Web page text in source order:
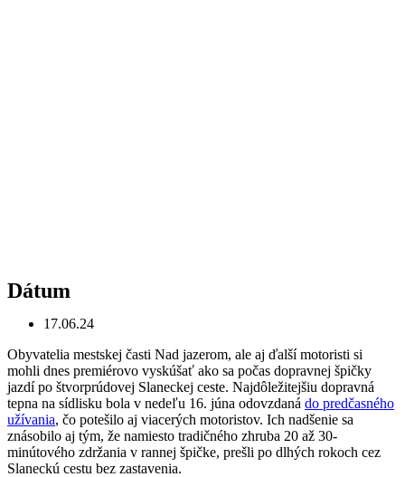
Dátum
17.06.24
Obyvatelia mestskej časti Nad jazerom, ale aj ďalší motoristi si
mohli dnes premiérovo vyskúšať ako sa počas dopravnej špičky
jazdí po štvorprúdovej Slaneckej ceste. Najdôležitejšiu dopravná
tepna na sídlisku bola v nedeľu 16. júna odovzdaná do predčasného
užívania, čo potešilo aj viacerých motoristov. Ich nadšenie sa
znásobilo aj tým, že namiesto tradičného zhruba 20 až 30-
minútového zdržania v rannej špičke, prešli po dlhých rokoch cez
Slaneckú cestu bez zastavenia.